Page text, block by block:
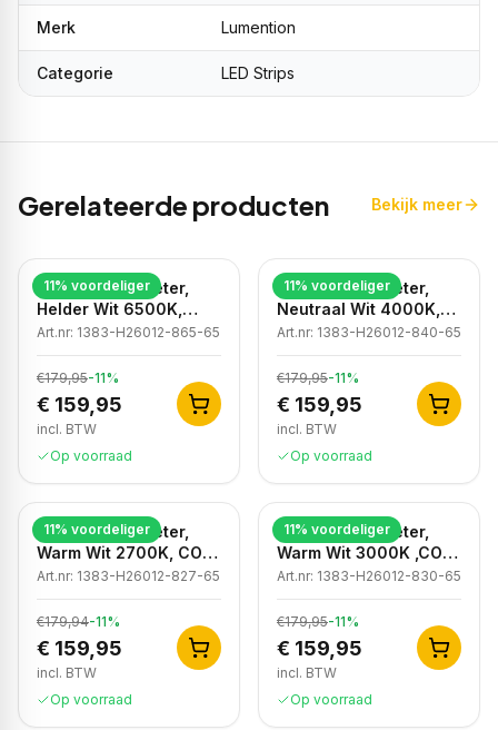
Merk Lumention
Categorie LED Strips
Gerelateerde producten Bekijk meer
11% voordeliger
LED strip, 50 meter,
Helder Wit 6500K,
COB, High Voltage,
220V, IP65
Art.nr: 1383-H26012-865-65
€179,95-11%
€ 159,95
incl. BTW
Op voorraad
11% voordeliger
LED strip, 50 meter,
Neutraal Wit 4000K,
COB, High Voltage,
220V, IP65
Art.nr: 1383-H26012-840-65
€179,95-11%
€ 159,95
incl. BTW
Op voorraad
11% voordeliger
LED strip, 50 meter,
Warm Wit 2700K, COB,
High Voltage, 50 meter,
220V, IP65
Art.nr: 1383-H26012-827-65
€179,94-11%
€ 159,95
incl. BTW
Op voorraad
11% voordeliger
LED strip, 50 meter,
Warm Wit 3000K ,COB,
High Voltage, 220V,
IP65
Art.nr: 1383-H26012-830-65
€179,95-11%
€ 159,95
incl. BTW
Op voorraad